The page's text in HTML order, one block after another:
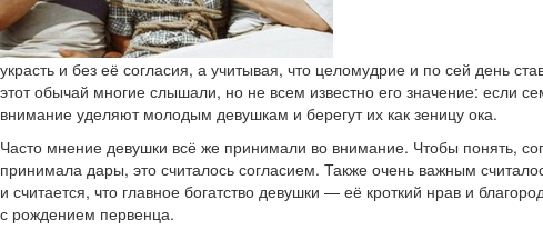
украсть и без её согласия, а учитывая, что целомудрие и по сей день
этот обычай многие слышали, но не всем известно его значение: если
внимание уделяют молодым девушкам и берегут их как зеницу ока.
Часто мнение девушки всё же принимали во внимание. Чтобы понять,
принимала дары, это считалось согласием. Также очень важным
и считается, что главное богатство девушки — её кроткий нрав и
с рождением первенца.